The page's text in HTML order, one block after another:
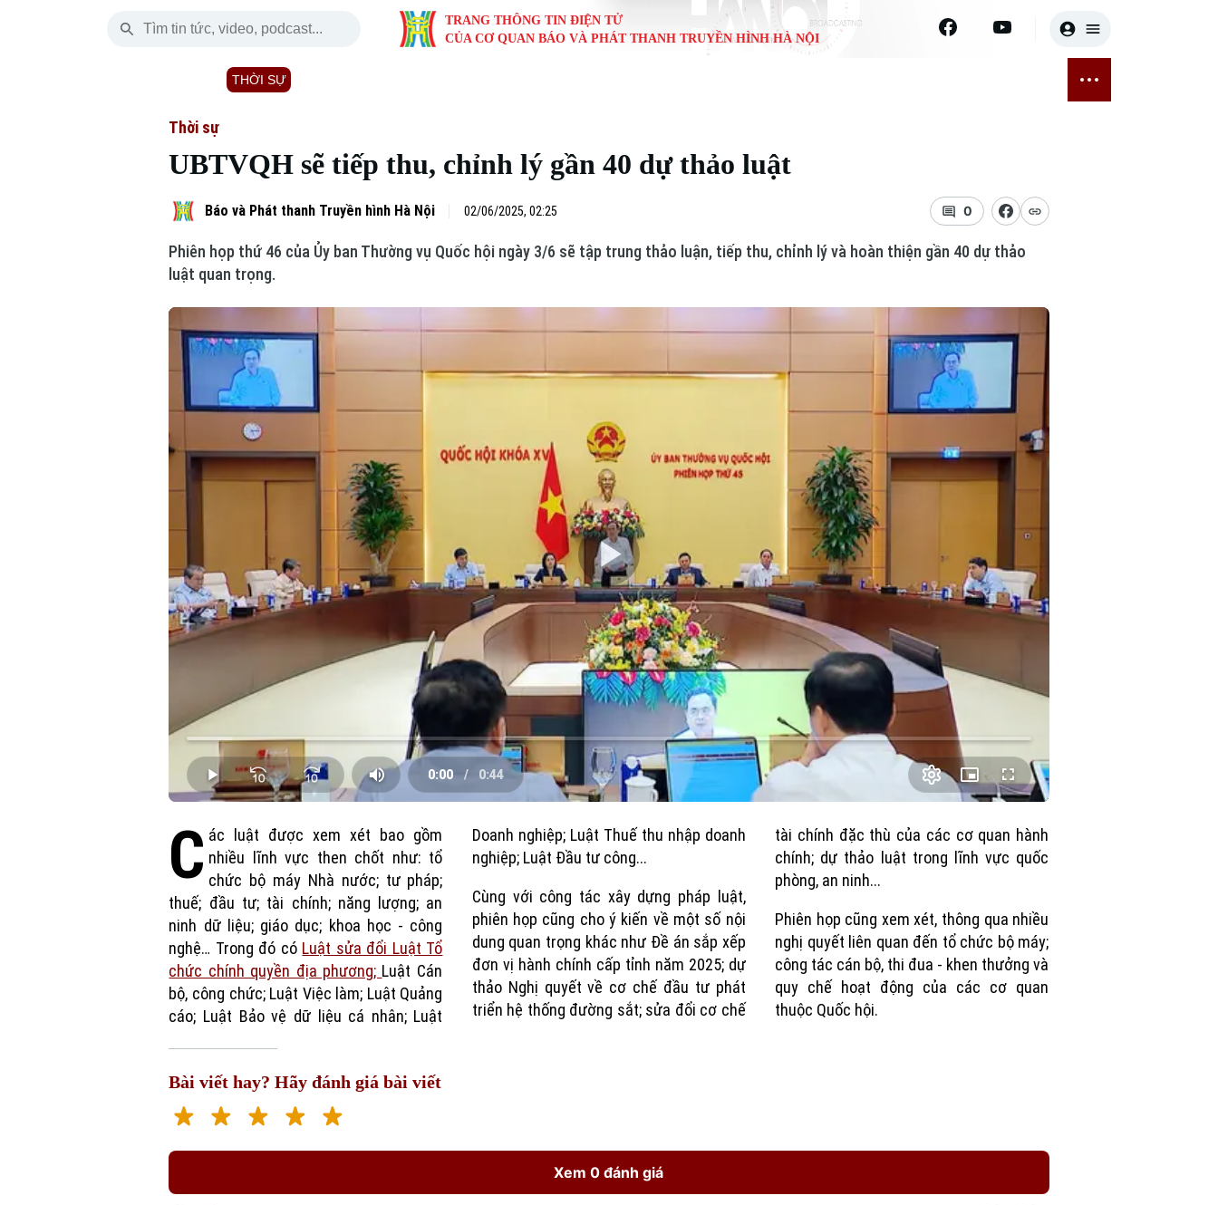
TRANG THÔNG TIN ĐIỆN TỬ
CỦA CƠ QUAN BÁO VÀ PHÁT THANH TRUYỀN HÌNH HÀ NỘI
THỜI SỰ
Chính trị
Xã hội
An ninh trật tự
Người Hà Nội
Khoảnh khắc Hà Nội
Ẩm thực
Quân sự
Hồ sơ
Người Việt 4 phương
Cafe sáng
Tài chính Ngân hàng
Doanh nghiệp
Đầu tư
Căn hộ
Đất đai
Tàu
Xe máy
Thị trường
Tuyển sinh Làng nghề Dinh dưỡng
Điện ảnh
Thời trang
Thời sự
UBTVQH sẽ tiếp thu, chỉnh lý gần 40 dự thảo luật
Báo và Phát thanh Truyền hình Hà Nội 02/06/2025, 02:25 0
Phiên họp thứ 46 của Ủy ban Thường vụ Quốc hội ngày 3/6 sẽ tập trung thảo luận, tiếp thu, chỉnh lý và hoàn thiện gần 40 dự thảo
luật quan trọng.
Play
Video
Loaded:
5.43%
Play Mute
Current
Time
0:00
/
Duration
0:44
Picture-
in-
Fullscreen
C ác luật được xem xét bao gồm
nhiều lĩnh vực then chốt như: tổ
chức bộ máy Nhà nước; tư pháp;
thuế; đầu tư; tài chính; năng lượng; an
ninh dữ liệu; giáo dục; khoa học - công
nghệ… Trong đó có Luật sửa đổi Luật Tổ
chức chính quyền địa phương; Luật Cán
bộ, công chức; Luật Việc làm; Luật Quảng
cáo; Luật Bảo vệ dữ liệu cá nhân; Luật
Doanh nghiệp; Luật Thuế thu nhập doanh
nghiệp; Luật Đầu tư công...
Cùng với công tác xây dựng pháp luật,
phiên họp cũng cho ý kiến về một số nội
dung quan trọng khác như Đề án sắp xếp
đơn vị hành chính cấp tỉnh năm 2025; dự
thảo Nghị quyết về cơ chế đầu tư phát
triển hệ thống đường sắt; sửa đổi cơ chế
tài chính đặc thù của các cơ quan hành
chính; dự thảo luật trong lĩnh vực quốc
phòng, an ninh...
Phiên họp cũng xem xét, thông qua nhiều
nghị quyết liên quan đến tổ chức bộ máy;
công tác cán bộ, thi đua - khen thưởng và
quy chế hoạt động của các cơ quan
thuộc Quốc hội.
Bài viết hay? Hãy đánh giá bài viết
Xem 0 đánh giá